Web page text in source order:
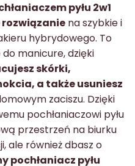
pyłu 2w1
na szybkie i
hybrydowego. To
manicure, dzięki
skórki,
a także usuniesz
zaciszu. Dzięki
pochłaniaczowi pyłu
przestrzeń na biurku
ale również dbasz o
pochłaniacz pyłu